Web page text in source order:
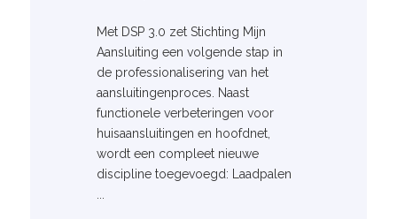
Met DSP 3.0 zet Stichting Mijn
Aansluiting een volgende stap in
de professionalisering van het
aansluitingenproces. Naast
functionele verbeteringen voor
huisaansluitingen en hoofdnet,
wordt een compleet nieuwe
discipline toegevoegd: Laadpalen